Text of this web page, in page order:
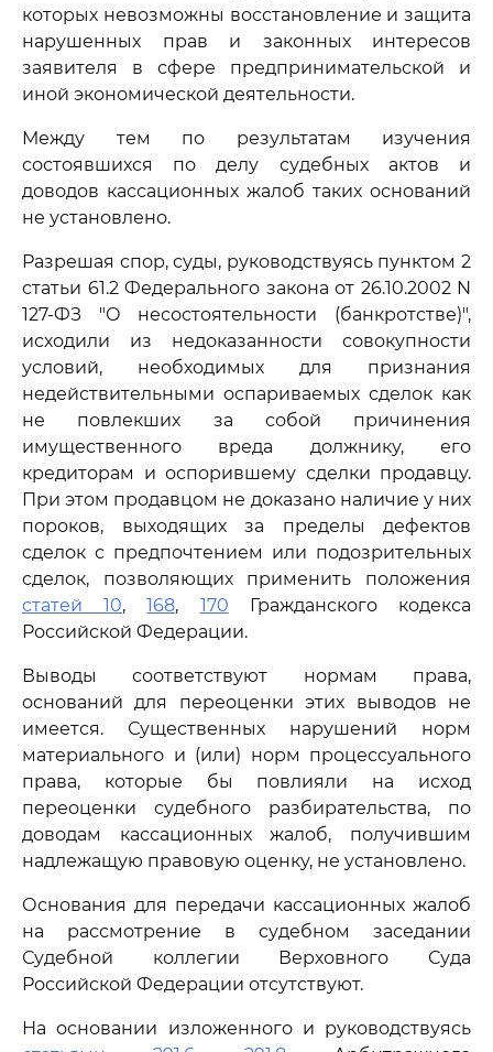
которых невозможны восстановление и защита
нарушенных прав и законных интересов
заявителя в сфере предпринимательской и
иной экономической деятельности.
Между тем по результатам изучения
состоявшихся по делу судебных актов и
доводов кассационных жалоб таких оснований
не установлено.
Разрешая спор, суды, руководствуясь пунктом 2
статьи 61.2 Федерального закона от 26.10.2002 N
127-ФЗ "О несостоятельности (банкротстве)",
исходили из недоказанности совокупности
условий, необходимых для признания
недействительными оспариваемых сделок как
не повлекших за собой причинения
имущественного вреда должнику, его
кредиторам и оспорившему сделки продавцу.
При этом продавцом не доказано наличие у них
пороков, выходящих за пределы дефектов
сделок с предпочтением или подозрительных
сделок, позволяющих применить положения
статей 10,168, 170 Гражданского кодекса
Российской Федерации.
Выводы соответствуют нормам права,
оснований для переоценки этих выводов не
имеется. Существенных нарушений норм
материального и (или) норм процессуального
права, которые бы повлияли на исход
переоценки судебного разбирательства, по
доводам кассационных жалоб, получившим
надлежащую правовую оценку, не установлено.
Основания для передачи кассационных жалоб
на рассмотрение в судебном заседании
Судебной коллегии Верховного Суда
Российской Федерации отсутствуют.
На основании изложенного и руководствуясь